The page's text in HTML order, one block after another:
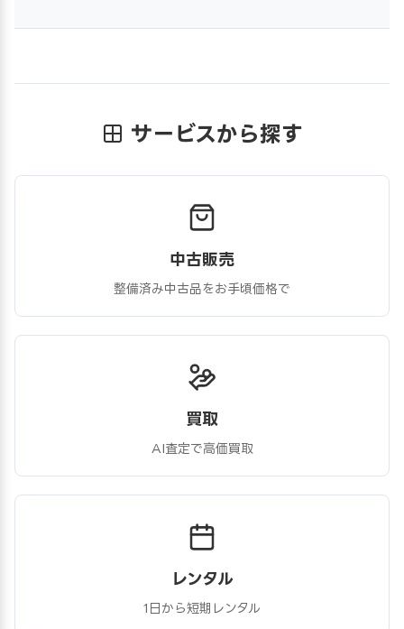
サービスから探す
中古販売
整備済み中古品をお手頃価格で
買取
AI査定で高価買取
レンタル
1日から短期レンタル